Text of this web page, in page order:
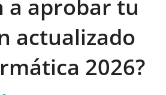
a aprobar tu
actualizado
2026?